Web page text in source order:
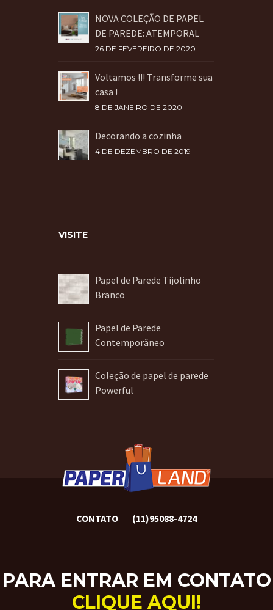
NOVA COLEÇÃO DE PAPEL
DE PAREDE: ATEMPORAL
26 DE FEVEREIRO DE 2020
Voltamos !!! Transforme sua
casa !
8 DE JANEIRO DE 2020
Decorando a cozinha
4 DE DEZEMBRO DE 2019
VISITE
Papel de Parede Tijolinho
Branco
Papel de Parede
Contemporâneo
Coleção de papel de parede
Powerful
CONTATO (11)95088-4724
PARA ENTRAR EM CONTATO
CLIQUE AQUI!